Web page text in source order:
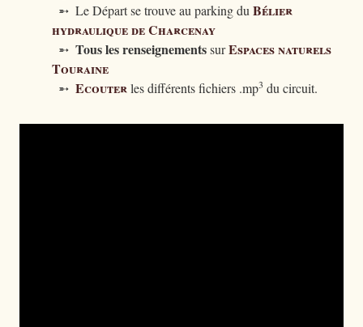
➵ Le Départ se trouve au parking du Bélier
hydraulique de Charcenay
➵ Tous les renseignementssurEspaces naturels
Touraine
➵ Ecouterles différents fichiers .mp3 du circuit.